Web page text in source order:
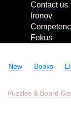
Contact us
Ironov
Fokus
New Books
Puzzles & Board